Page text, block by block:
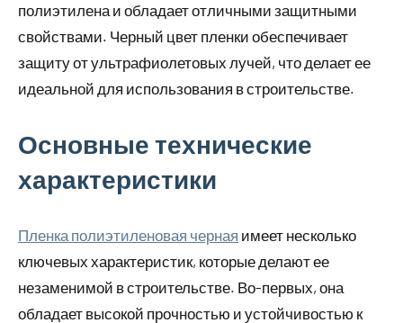
полиэтилена и обладает отличными защитными
свойствами. Черный цвет пленки обеспечивает
защиту от ультрафиолетовых лучей, что делает ее
идеальной для использования в строительстве.
Основные технические
характеристики
Пленка полиэтиленовая черная имеет несколько
ключевых характеристик, которые делают ее
незаменимой в строительстве. Во-первых, она
обладает высокой прочностью и устойчивостью к